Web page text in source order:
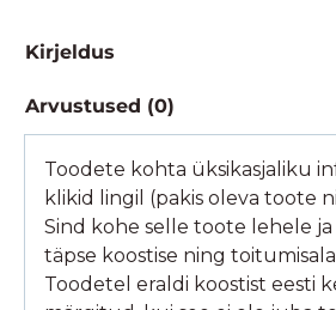
Kirjeldus
Arvustused (0)
Toodete kohta üksikasjaliku
klikid lingil (pakis oleva toote
Sind kohe selle toote lehele ja
täpse koostise ning
Toodetel eraldi koostist eesti